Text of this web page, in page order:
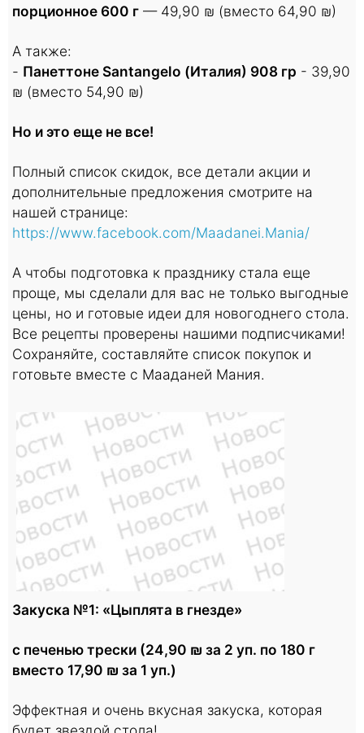
порционное 600 г — 49,90 ₪ (вместо 64,90 ₪)
А также:
- Панеттоне Santangelo (Италия) 908 гр - 39,90
₪ (вместо 54,90 ₪)
Но и это еще не все!
Полный список скидок, все детали акции и
дополнительные предложения смотрите на
нашей странице:
https://www.facebook.com/Maadanei.Mania/
А чтобы подготовка к празднику стала еще
проще, мы сделали для вас не только выгодные
цены, но и готовые идеи для новогоднего стола.
Все рецепты проверены нашими подписчиками!
Сохраняйте, составляйте список покупок и
готовьте вместе с Мааданей Мания.
Закуска №1: «Цыплята в гнезде»
с печенью трески (24,90 ₪ за 2 уп. по 180 г
вместо 17,90 ₪ за 1 уп.)
Эффектная и очень вкусная закуска, которая